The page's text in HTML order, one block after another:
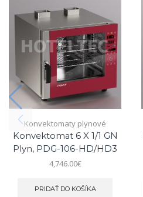
Konvektomaty plynové
Konvektomat 6 X 1/1 GN
Plyn, PDG-106-HD/HD3
4,746.00€
PRIDAŤ DO KOŠÍKA